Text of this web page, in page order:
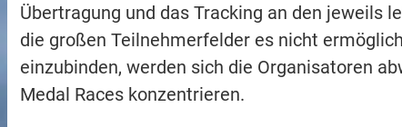
Übertragung und das Tracking an den jeweils
die großen Teilnehmerfelder es nicht
einzubinden, werden sich die Organisatoren
Medal Races konzentrieren.